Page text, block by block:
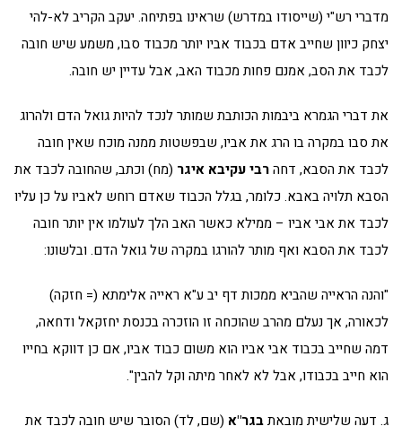
מדברי רש"י (שייסודו במדרש) שראינו בפתיחה. יעקב הקריב לא-להי
יצחק כיוון שחייב אדם בכבוד אביו יותר מכבוד סבו, משמע שיש חובה
לכבד את הסב, אמנם פחות מכבוד האב, אבל עדיין יש חובה.
את דברי הגמרא ביבמות הכותבת שמותר לנכד להיות גואל הדם ולהרוג
את סבו במקרה בו הרג את אביו, שבפשטות ממנה מוכח שאין חובה
לכבד את הסבא, דחהרבי עקיבא איגר (מח) וכתב, שהחובה לכבד את
הסבא תלויה באבא. כלומר, בגלל הכבוד שאדם רוחש לאביו על כן עליו
לכבד את אבי אביו – ממילא כאשר האב הלך לעולמו אין יותר חובה
לכבד את הסבא ואף מותר להורגו במקרה של גואל הדם. ובלשונו:
"והנה הראייה שהביא ממכות דף יב ע"א ראייה אלימתא (= חזקה)
לכאורה, אך נעלם מהרב שהוכחה זו הוזכרה בכנסת יחזקאל ודחאה,
דמה שחייב בכבוד אבי אביו הוא משום כבוד אביו, אם כן דווקא בחייו
הוא חייב בכבודו, אבל לא לאחר מיתה וקל להבין".
ג. דעה שלישית מובאתבגר"א (שם, לד) הסובר שיש חובה לכבד את